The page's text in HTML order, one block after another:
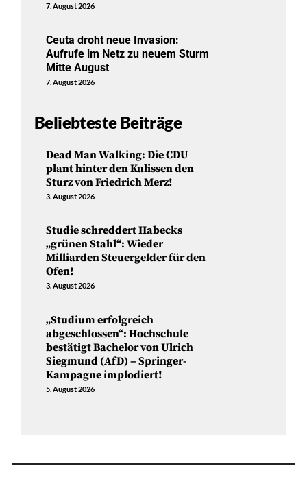
7. August 2026
Ceuta droht neue Invasion:
Aufrufe im Netz zu neuem Sturm
Mitte August
7. August 2026
Beliebteste Beiträge
Dead Man Walking: Die CDU
plant hinter den Kulissen den
Sturz von Friedrich Merz!
3. August 2026
Studie schreddert Habecks
„grünen Stahl“: Wieder
Milliarden Steuergelder für den
Ofen!
3. August 2026
„Studium erfolgreich
abgeschlossen“: Hochschule
bestätigt Bachelor von Ulrich
Siegmund (AfD) – Springer-
Kampagne implodiert!
5. August 2026